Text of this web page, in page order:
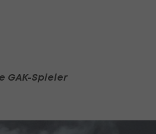
GAK-Spieler